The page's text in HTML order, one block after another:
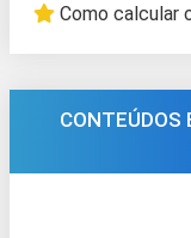
Como calcular
CONTEÚDOS